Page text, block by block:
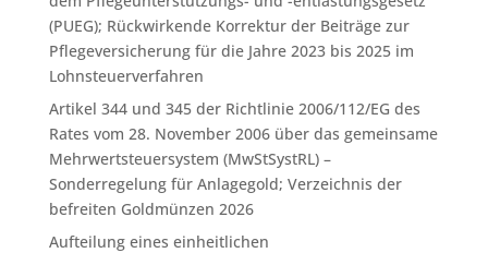
(PUEG); Rückwirkende Korrektur der Beiträge zur
Pflegeversicherung für die Jahre 2023 bis 2025 im
Lohnsteuerverfahren
Artikel 344 und 345 der Richtlinie 2006/112/EG des
Rates vom 28. November 2006 über das gemeinsame
Mehrwertsteuersystem (MwStSystRL) –
Sonderregelung für Anlagegold; Verzeichnis der
befreiten Goldmünzen 2026
Aufteilung eines einheitlichen